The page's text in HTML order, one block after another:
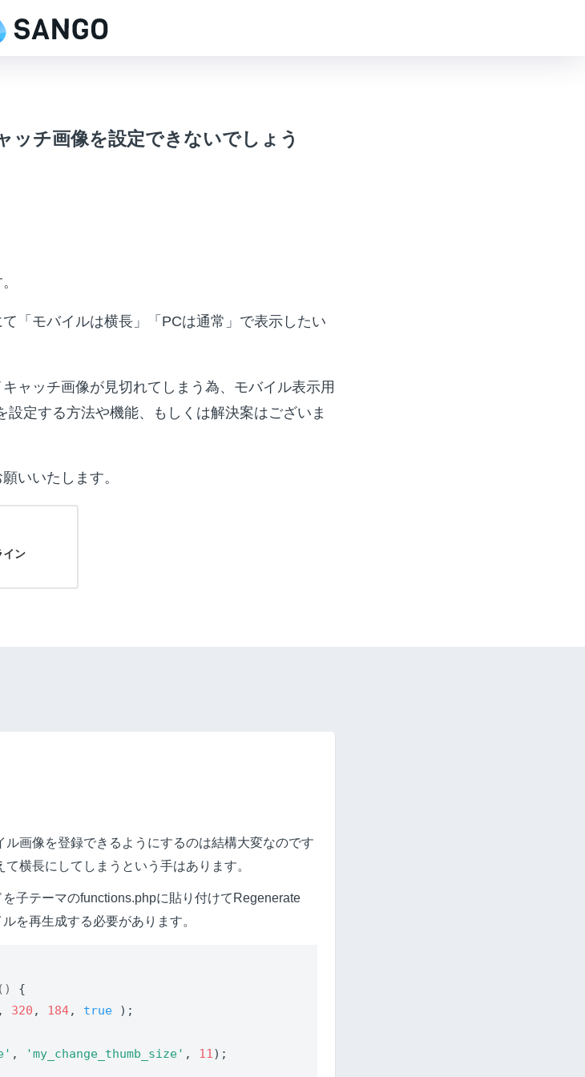
ッチ画像を設定できないでしょう
「モバイルは横長」「PCは通常」で表示したい
ャッチ画像が見切れてしまう為、モバイル表示用
設定する方法や機能、もしくは解決案はございま
いいたします。
イン
画像を登録できるようにするのは結構大変なのです
横長にしてしまうという手はあります。
子テーマのfunctions.phpに貼り付けてRegenerate
を再生成する必要があります。
()
{
, 320 , 184, true );
, 'my_change_thumb_size' , 11